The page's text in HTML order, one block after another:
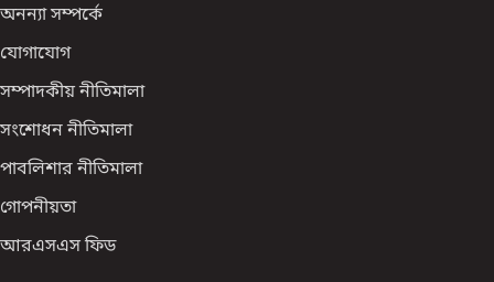
অনন্যা সম্পর্কে
যোগাযোগ
সম্পাদকীয় নীতিমালা
সংশোধন নীতিমালা
পাবলিশার নীতিমালা
গোপনীয়তা
আরএসএস ফিড